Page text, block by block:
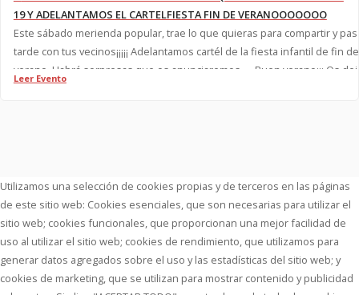
19 Y ADELANTAMOS EL CARTELFIESTA FIN DE VERANOOOOOOO
Este sábado merienda popular, trae lo que quieras para compartir y
tarde con tus vecinos¡¡¡¡¡ Adelantamos cartél de la fiesta infantil de fin de
verano. Habrá sorpresas que os anunciaremos..... Buen verano¡¡¡ Os dejamos
Leer Evento
Utilizamos una selección de cookies propias y de terceros en las páginas
de este sitio web: Cookies esenciales, que son necesarias para utilizar el
sitio web; cookies funcionales, que proporcionan una mejor facilidad de
uso al utilizar el sitio web; cookies de rendimiento, que utilizamos para
generar datos agregados sobre el uso y las estadísticas del sitio web; y
cookies de marketing, que se utilizan para mostrar contenido y publicidad